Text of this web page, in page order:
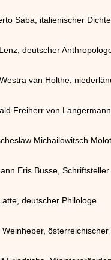
Saba, italienischer
deutscher
van Holthe,
Freiherr von
Michailowitsch
Eris Busse,
deutscher Philologe
Weinheber,